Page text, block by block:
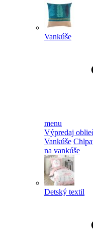
Vankúše
menu
Výpredaj
Vankúše
na vankúše
Detský textil